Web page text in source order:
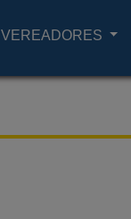
VEREADORES